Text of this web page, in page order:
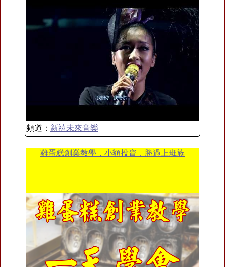
頻道： 新禧未來音樂
雞蛋糕創業教學，小額投資，勝過上班族